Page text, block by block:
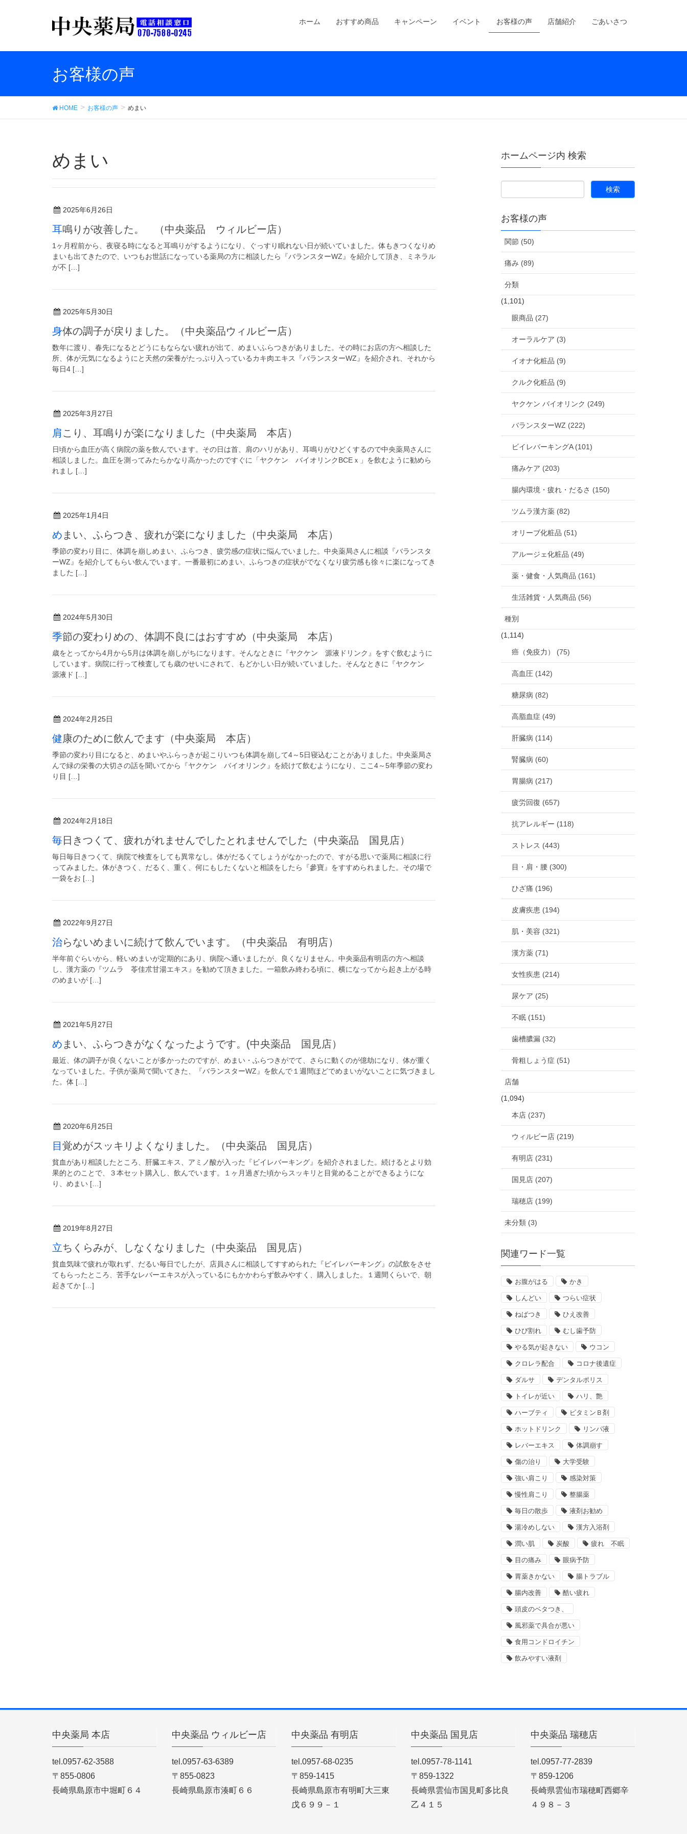
ホーム おすすめ商品 キャンペーン イベント お客様の声 店舗紹介 ごあいさつ
お客様の声
HOME お客様の声 めまい
めまい
2025年6月26日
耳鳴りが改善した。 （中央薬品 ウィルビー店）
1ヶ月程前から、夜寝る時になると耳鳴りがするようになり、ぐっすり眠れない日が続いていました。体もきつくなりめ
まいも出てきたので、いつもお世話になっている薬局の方に相談したら『バランスターWZ』を紹介して頂き、ミネラル
が不 […]
2025年5月30日
身体の調子が戻りました。（中央薬品ウィルビー店）
数年に渡り、春先になるとどうにもならない疲れが出て、めまいふらつきがありました。その時にお店の方へ相談した
所、体が元気になるようにと天然の栄養がたっぷり入っているカキ肉エキス『バランスターWZ』を紹介され、それから
毎日4 […]
2025年3月27日
肩こり、耳鳴りが楽になりました（中央薬局 本店）
日頃から血圧が高く病院の薬を飲んでいます。その日は首、肩のハリがあり、耳鳴りがひどくするので中央薬局さんに
相談しました。血圧を測ってみたらかなり高かったのですぐに「ヤクケン バイオリンクBCEｘ」を飲むように勧めら
れまし […]
2025年1月4日
めまい、ふらつき、疲れが楽になりました（中央薬局 本店）
季節の変わり目に、体調を崩しめまい、ふらつき、疲労感の症状に悩んでいました。中央薬局さんに相談『バランスタ
ーWZ』を紹介してもらい飲んでいます。一番最初にめまい、ふらつきの症状がでなくなり疲労感も徐々に楽になってき
ました […]
2024年5月30日
季節の変わりめの、体調不良にはおすすめ（中央薬局 本店）
歳をとってから4月から5月は体調を崩しがちになります。そんなときに『ヤクケン 源液ドリンク』をすぐ飲むように
しています。病院に行って検査しても歳のせいにされて、もどかしい日が続いていました。そんなときに『ヤクケン
源液ド […]
2024年2月25日
健康のために飲んでます（中央薬局 本店）
季節の変わり目になると、めまいやふらっきが起こりいつも体調を崩して4～5日寝込むことがありました。中央薬局さ
んで緑の栄養の大切さの話を聞いてから『ヤクケン バイオリンク』を続けて飲むようになり、ここ4～5年季節の変わ
り目 […]
2024年2月18日
毎日きつくて、疲れがれませんでしたとれませんでした（中央薬品 国見店）
毎日毎日きつくて、病院で検査をしても異常なし。体がだるくてしょうがなかったので、すがる思いで薬局に相談に行
ってみました。体がきつく、だるく、重く、何にもしたくないと相談をしたら『參寶』をすすめられました。その場で
一袋をお […]
2022年9月27日
治らないめまいに続けて飲んでいます。（中央薬品 有明店）
半年前ぐらいから、軽いめまいが定期的にあり、病院へ通いましたが、良くなりません。中央薬品有明店の方へ相談
し、漢方薬の『ツムラ 苓佳朮甘湯エキス』を勧めて頂きました。一箱飲み終わる頃に、横になってから起き上がる時
のめまいが […]
2021年5月27日
めまい、ふらつきがなくなったようです。(中央薬品 国見店）
最近、体の調子が良くないことが多かったのですが、めまい・ふらつきがでて、さらに動くのが億劫になり、体が重く
なっていました。子供が薬局で聞いてきた、『バランスターWZ』を飲んで１週間ほどでめまいがないことに気づきまし
た。体 […]
2020年6月25日
目覚めがスッキリよくなりました。（中央薬品 国見店）
貧血があり相談したところ、肝臓エキス、アミノ酸が入った『ビイレバーキング』を紹介されました。続けるとより効
果的とのことで、３本セット購入し、飲んでいます。１ヶ月過ぎた頃からスッキリと目覚めることができるようにな
り、めまい […]
2019年8月27日
立ちくらみが、しなくなりました（中央薬品 国見店）
貧血気味で疲れが取れず、だるい毎日でしたが、店員さんに相談してすすめられた『ビイレバーキング』の試飲をさせ
てもらったところ、苦手なレバーエキスが入っているにもかかわらず飲みやすく、購入しました。１週間くらいで、朝
起きてか […]
ホームページ内 検索
お客様の声
関節 (50)
痛み (89)
分類
(1,101)
眼商品 (27)
オーラルケア (3)
イオナ化粧品 (9)
クルク化粧品 (9)
ヤクケン バイオリンク (249)
バランスターWZ (222)
ビイレバーキングA (101)
痛みケア (203)
腸内環境・疲れ・だるさ (150)
ツムラ漢方薬 (82)
オリーブ化粧品 (51)
アルージェ化粧品 (49)
薬・健食・人気商品 (161)
生活雑貨・人気商品 (56)
種別
(1,114)
癌（免疫力） (75)
高血圧 (142)
糖尿病 (82)
高脂血症 (49)
肝臓病 (114)
腎臓病 (60)
胃腸病 (217)
疲労回復 (657)
抗アレルギー (118)
ストレス (443)
目・肩・腰 (300)
ひざ痛 (196)
皮膚疾患 (194)
肌・美容 (321)
漢方薬 (71)
女性疾患 (214)
尿ケア (25)
不眠 (151)
歯槽膿漏 (32)
骨粗しょう症 (51)
店舗
(1,094)
本店 (237)
ウィルビー店 (219)
有明店 (231)
国見店 (207)
瑞穂店 (199)
未分類 (3)
関連ワード一覧
お腹がはる かき
しんどい つらい症状
ねばつき ひえ改善
ひび割れ むし歯予防
やる気が起きない ウコン
クロレラ配合 コロナ後遺症
ダルサ デンタルポリス
トイレが近い ハリ、艶
ハーブティ ビタミンＢ剤
ホットドリンク リンパ液
レバーエキス 体調崩す
傷の治り 大学受験
強い肩こり 感染対策
慢性肩こり 整腸薬
毎日の散歩 液剤お勧め
湯冷めしない 漢方入浴剤
潤い肌 炭酸 疲れ 不眠
目の痛み 眼病予防
胃薬きかない 腸トラブル
腸内改善 酷い疲れ
頭皮のベタつき、
風邪薬で具合が悪い
食用コンドロイチン
飲みやすい液剤
中央薬局 本店
tel.0957-62-3588
〒855-0806
長崎県島原市中堀町６４
中央薬品 ウィルビー店
tel.0957-63-6389
〒855-0823
長崎県島原市湊町６６
中央薬品 有明店
tel.0957-68-0235
〒859-1415
長崎県島原市有明町大三東
戊６９９－１
中央薬品 国見店
tel.0957-78-1141
〒859-1322
長崎県雲仙市国見町多比良
乙４１５
中央薬品 瑞穂店
tel.0957-77-2839
〒859-1206
長崎県雲仙市瑞穂町西郷辛
４９８－３